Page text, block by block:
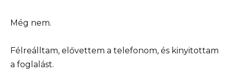
Még nem.
Félreálltam, elővettem a telefonom, és kinyitottam
a foglalást.